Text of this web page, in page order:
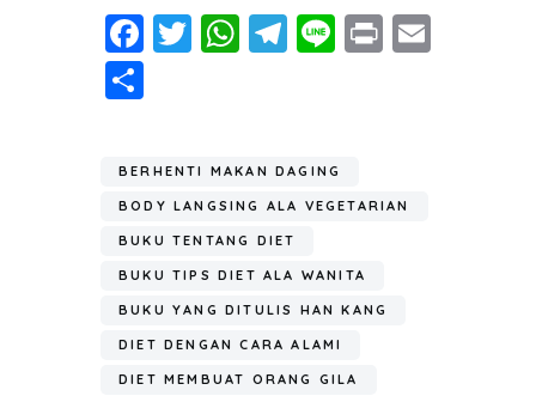
Fa
ce
ok
T
wi
W
h
A
p
p
T
el
a
m
Li
n
Pr
in
ar
e
BERHENTI MAKAN DAGING
BODY LANGSING ALA VEGETARIAN
BUKU TENTANG DIET
BUKU TIPS DIET ALA WANITA
BUKU YANG DITULIS HAN KANG
DIET DENGAN CARA ALAMI
DIET MEMBUAT ORANG GILA